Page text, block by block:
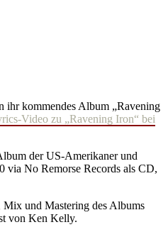
ihr kommendes Album „Ravening
Video zu „Ravening Iron“ bei
der US-Amerikaner und
via No Remorse Records als CD,
und Mastering des Albums
von Ken Kelly.